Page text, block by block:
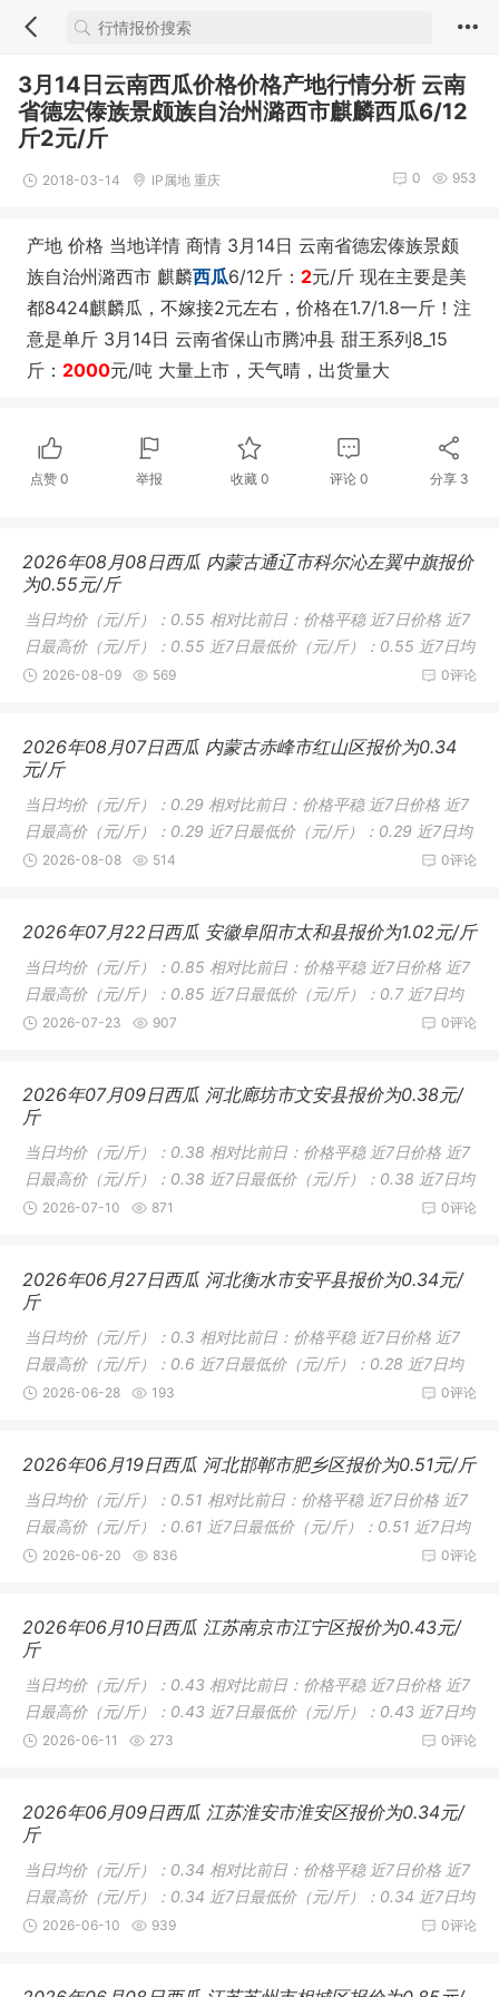
3月14日云南西瓜价格价格产地行情分析 云南
省德宏傣族景颇族自治州潞西市麒麟西瓜6/12
斤2元/斤
2018-03-14 IP属地 重庆 953
0
产地 价格 当地详情 商情 3月14日 云南省德宏傣族景颇
族自治州潞西市 麒麟西瓜6/12斤： 2元/斤 现在主要是美
都8424麒麟瓜，不嫁接2元左右，价格在1.7/1.8一斤！注
意是单斤 3月14日 云南省保山市腾冲县 甜王系列8_15
斤： 2000元/吨 大量上市，天气晴，出货量大
点赞0 举报 收藏 0 评论0 分享 3
2026年08月08日西瓜 内蒙古通辽市科尔沁左翼中旗报价
为0.55元/斤
当日均价（元/斤）：0.55 相对比前日：价格平稳 近7日价格 近7
日最高价（元/斤）：0.55 近7日最低价（元/斤）：0.55 近7日均
价（
0评论
2026-08-09 569
2026年08月07日西瓜 内蒙古赤峰市红山区报价为0.34
元/斤
当日均价（元/斤）：0.29 相对比前日：价格平稳 近7日价格 近7
日最高价（元/斤）：0.29 近7日最低价（元/斤）：0.29 近7日均
价（
0评论
2026-08-08 514
2026年07月22日西瓜 安徽阜阳市太和县报价为1.02元/斤
当日均价（元/斤）：0.85 相对比前日：价格平稳 近7日价格 近7
日最高价（元/斤）：0.85 近7日最低价（元/斤）：0.7 近7日均
价（
0评论
2026-07-23 907
2026年07月09日西瓜 河北廊坊市文安县报价为0.38元/
斤
当日均价（元/斤）：0.38 相对比前日：价格平稳 近7日价格 近7
日最高价（元/斤）：0.38 近7日最低价（元/斤）：0.38 近7日均
价（
0评论
2026-07-10 871
2026年06月27日西瓜 河北衡水市安平县报价为0.34元/
斤
当日均价（元/斤）：0.3 相对比前日：价格平稳 近7日价格 近7
日最高价（元/斤）：0.6 近7日最低价（元/斤）：0.28 近7日均
价（元
0评论
2026-06-28 193
2026年06月19日西瓜 河北邯郸市肥乡区报价为0.51元/斤
当日均价（元/斤）：0.51 相对比前日：价格平稳 近7日价格 近7
日最高价（元/斤）：0.61 近7日最低价（元/斤）：0.51 近7日均
价（
0评论
2026-06-20 836
2026年06月10日西瓜 江苏南京市江宁区报价为0.43元/
斤
当日均价（元/斤）：0.43 相对比前日：价格平稳 近7日价格 近7
日最高价（元/斤）：0.43 近7日最低价（元/斤）：0.43 近7日均
价（
0评论
2026-06-11 273
2026年06月09日西瓜 江苏淮安市淮安区报价为0.34元/
斤
当日均价（元/斤）：0.34 相对比前日：价格平稳 近7日价格 近7
日最高价（元/斤）：0.34 近7日最低价（元/斤）：0.34 近7日均
价（
0评论
2026-06-10 939